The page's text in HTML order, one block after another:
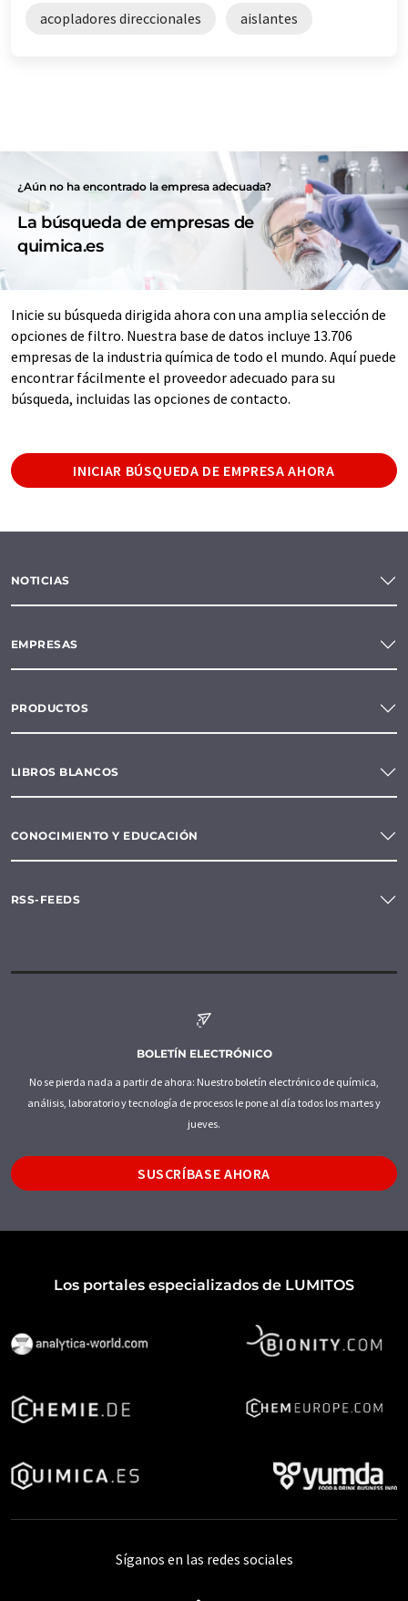
acopladores direccionales aislantes
¿Aún no ha encontrado la empresa adecuada?
La búsqueda de empresas de
quimica.es
Inicie su búsqueda dirigida ahora con una amplia selección de
opciones de filtro. Nuestra base de datos incluye 13.706
empresas de la industria química de todo el mundo. Aquí puede
encontrar fácilmente el proveedor adecuado para su
búsqueda, incluidas las opciones de contacto.
INICIAR BÚSQUEDA DE EMPRESA AHORA
NOTICIAS
EMPRESAS
PRODUCTOS
LIBROS BLANCOS
CONOCIMIENTO Y EDUCACIÓN
RSS-FEEDS
BOLETÍN ELECTRÓNICO
No se pierda nada a partir de ahora: Nuestro boletín electrónico de química,
análisis, laboratorio y tecnología de procesos le pone al día todos los martes y
jueves.
SUSCRÍBASE AHORA
Los portales especializados de LUMITOS
Síganos en las redes sociales